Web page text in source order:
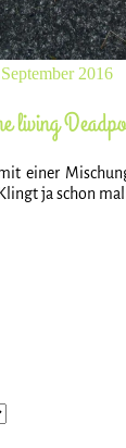
2016
living
einer
ja schon